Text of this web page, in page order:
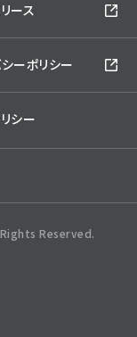
ース
ーポリシー
シー
Reserved.